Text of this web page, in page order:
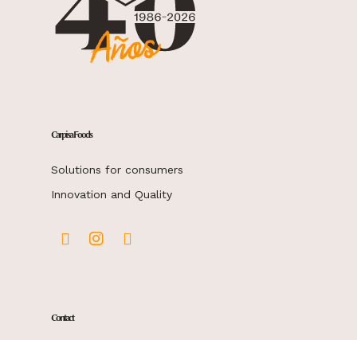
Carpisa Foods
Solutions for consumers
Innovation and Quality
Contact